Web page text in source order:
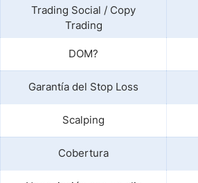
Trading Social / Copy
Trading
DOM?
Garantía del Stop Loss
Scalping
Cobertura